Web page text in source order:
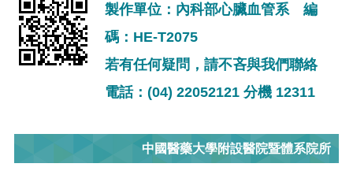
製作單位：內科部心臟血管系 編
碼：HE-T2075
若有任何疑問，請不吝與我們聯絡
電話：(04) 22052121 分機 12311
中國醫藥大學附設醫院暨體系院所